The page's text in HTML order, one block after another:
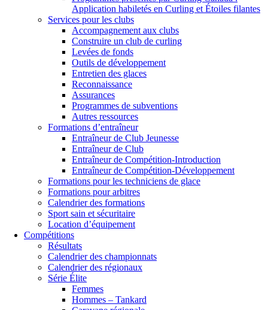
Application habiletés en Curling et Étoiles filantes
Services pour les clubs
Accompagnement aux clubs
Construire un club de curling
Levées de fonds
Outils de développement
Entretien des glaces
Reconnaissance
Assurances
Programmes de subventions
Autres ressources
Formations d’entraîneur
Entraîneur de Club Jeunesse
Entraîneur de Club
Entraîneur de Compétition-Introduction
Entraîneur de Compétition-Développement
Formations pour les techniciens de glace
Formations pour arbitres
Calendrier des formations
Sport sain et sécuritaire
Location d’équipement
Compétitions
Résultats
Calendrier des championnats
Calendrier des régionaux
Série Élite
Femmes
Hommes – Tankard